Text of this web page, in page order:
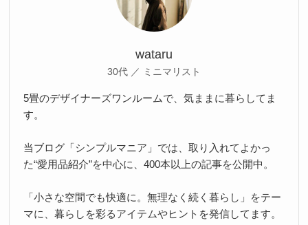
wataru
30代 ／ ミニマリスト
5畳のデザイナーズワンルームで、気ままに暮らしてま
す。
当ブログ「シンプルマニア」では、取り入れてよかっ
た“愛用品紹介”を中心に、400本以上の記事を公開中。
「小さな空間でも快適に。無理なく続く暮らし」をテー
マに、暮らしを彩るアイテムやヒントを発信してます。